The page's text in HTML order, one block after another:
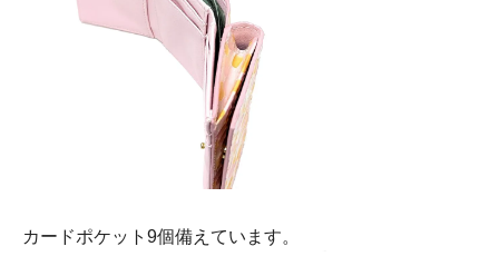
カードポケット9個備えています。